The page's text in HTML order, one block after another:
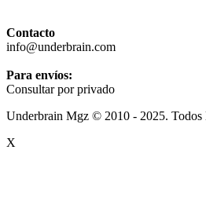
Contacto
info@underbrain.com
Para envíos:
Consultar por privado
Underbrain Mgz © 2010 - 2025. Todos
X